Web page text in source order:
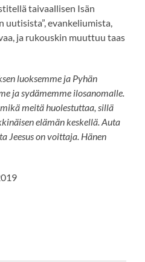
taivaallisen Isän
uutisista”, evankeliumista,
ja rukouskin muuttuu taas
luoksemme ja Pyhän
ja sydämemme ilosanomalle.
meitä huolestuttaa, sillä
elämän keskellä. Auta
Jeesus on voittaja. Hänen